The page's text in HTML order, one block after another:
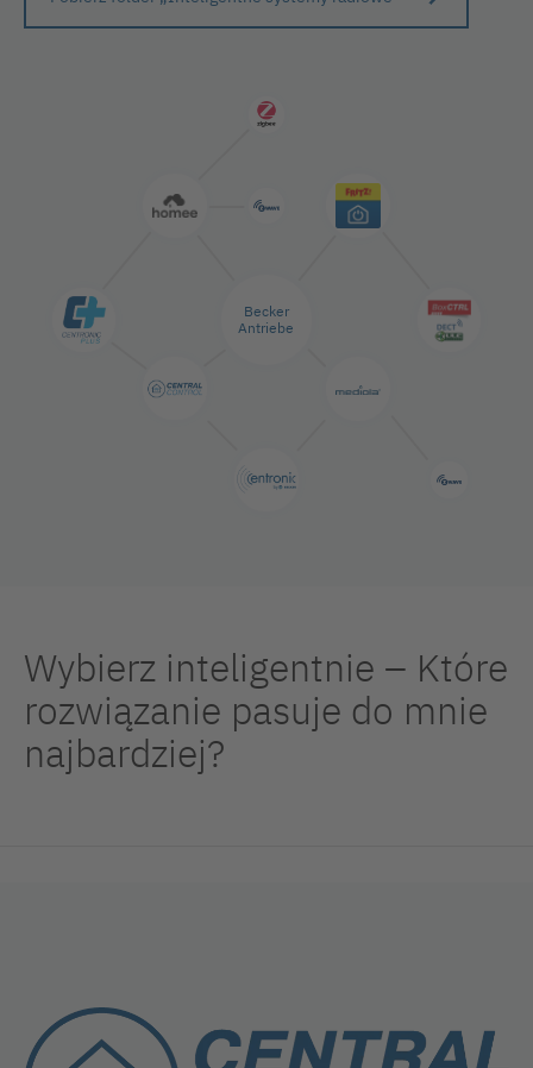
Becker
Antriebe
Wybierz inteligentnie – Które
rozwiązanie pasuje do mnie
najbardziej?